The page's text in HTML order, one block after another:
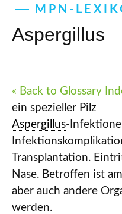
MPN-
Aspergillus
« Back to Glossary
ein spezieller Pilz
Aspergillus-
Transplantation.
Nase. Betroffen ist
aber auch andere
werden.